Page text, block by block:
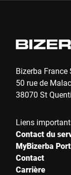
Bizerba France
50 rue de
38070 St
Liens
Contact du
MyBizerba
Contact
Carrière